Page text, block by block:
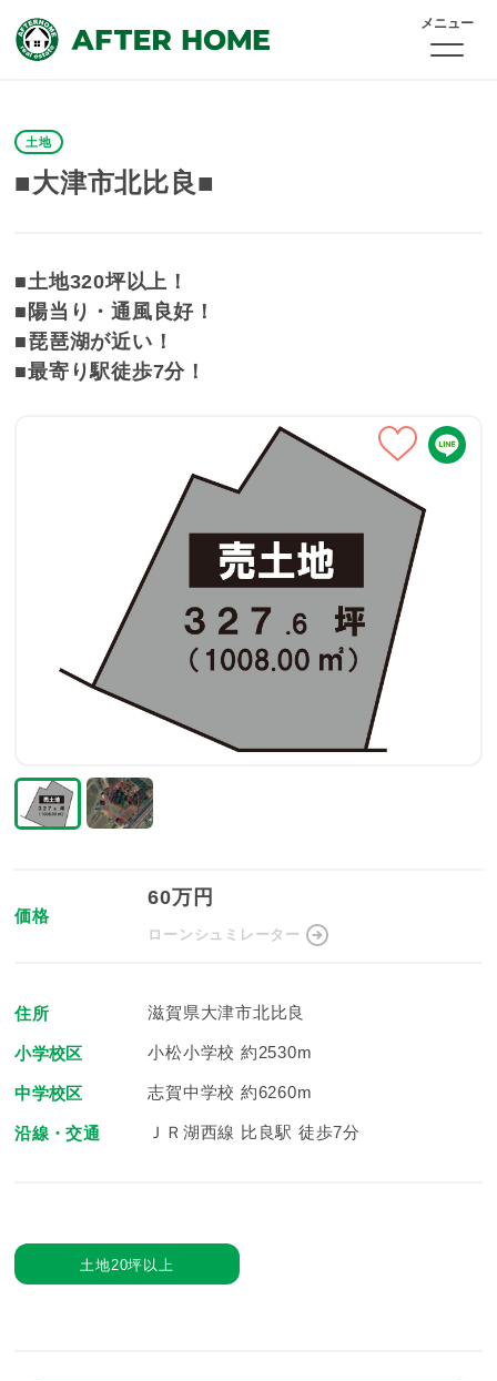
メニュー
土地
■大津市北比良■
■土地320坪以上！
■陽当り・通風良好！
■琵琶湖が近い！
■最寄り駅徒歩7分！
価格
60万円
ローンシュミレーター
住所 滋賀県大津市北比良
小学校区 小松小学校 約2530m
中学校区 志賀中学校 約6260m
沿線・交通 ＪＲ湖西線 比良駅 徒歩7分
土地20坪以上